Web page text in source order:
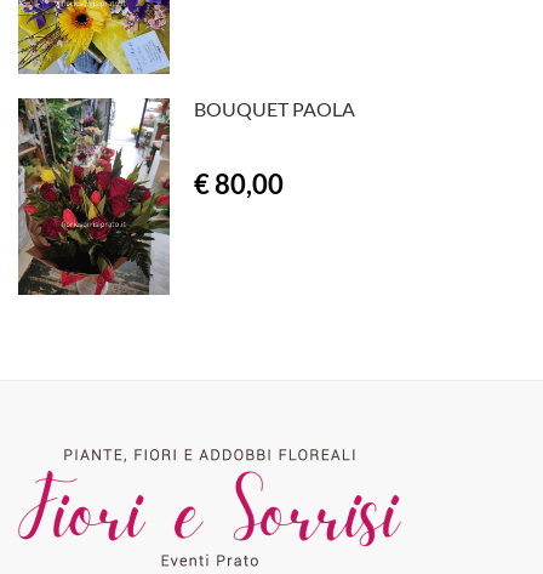
BOUQUET PAOLA
€ 80,00